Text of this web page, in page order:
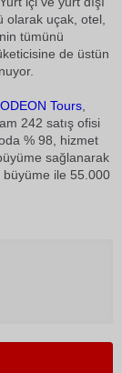
olarak uçak, otel,
tümünü
de üstün
ODEON Tours
242 satış ofisi
% 98, hizmet
sağlanarak
büyüme ile 55.000